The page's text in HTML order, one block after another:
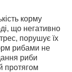
корму
що негативно
порушує їх
рибами не
риби
протягом